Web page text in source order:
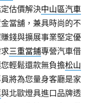
估價解決中山區汽車
當舖，兼具時尚的不
錢與擴展事業堅定優
三重當鋪專營汽車借
輕鬆還款無負擔松山
將為您量身客廳是家
與北歐燈具進口品牌透